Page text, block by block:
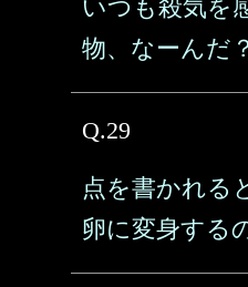
いつも殺気を
物、なーんだ？
Q.29
点を書かれる
卵に変身する